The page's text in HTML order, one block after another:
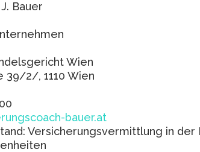
Bauer
Wien
39/2/, 1110 Wien
bauer.at
Versicherungsvermittlung in der